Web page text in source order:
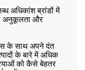
अधिकांश ब्रांडों में
अनुकूलता और
के साथ अपने दंत
के बारे में अधिक
को कैसे बेहतर